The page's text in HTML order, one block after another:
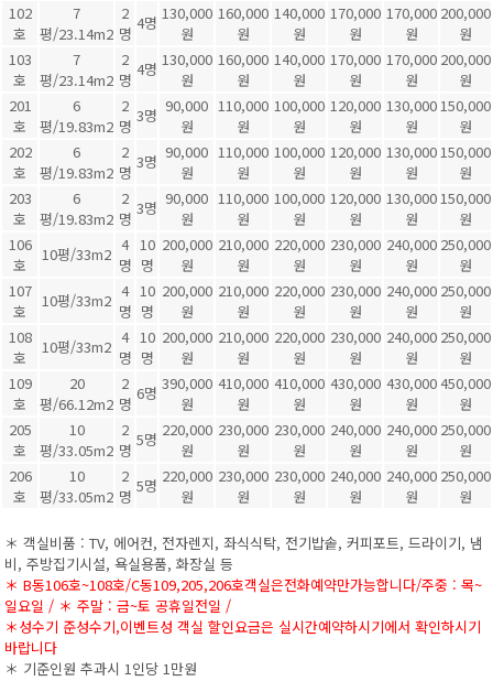
102
호
7
평/23.14m2
2
명
4명 130,000
원
160,000
원
140,000
원
170,000
원
170,000
원
200,000
원
103
호
7
평/23.14m2
2
명
4명 130,000
원
160,000
원
140,000
원
170,000
원
170,000
원
200,000
원
201
호
6
평/19.83m2
2
명
3명 90,000
원
110,000
원
100,000
원
120,000
원
130,000
원
150,000
원
202
호
6
평/19.83m2
2
명
3명 90,000
원
110,000
원
100,000
원
120,000
원
130,000
원
150,000
원
203
호
6
평/19.83m2
2
명
3명 90,000
원
110,000
원
100,000
원
120,000
원
130,000
원
150,000
원
106
호
10평/33m2 4
명
10
명
200,000
원
210,000
원
220,000
원
230,000
원
240,000
원
250,000
원
107
호
10평/33m2 4
명
10
명
200,000
원
210,000
원
220,000
원
230,000
원
240,000
원
250,000
원
108
호
10평/33m2 4
명
10
명
200,000
원
210,000
원
220,000
원
230,000
원
240,000
원
250,000
원
109
호
20
평/66.12m2
2
명
6명 390,000
원
410,000
원
410,000
원
430,000
원
430,000
원
450,000
원
205
호
10
평/33.05m2
2
명
5명 220,000
원
230,000
원
230,000
원
240,000
원
240,000
원
250,000
원
206
호
10
평/33.05m2
2
명
5명 220,000
원
230,000
원
230,000
원
240,000
원
240,000
원
250,000
원
＊ 객실비품 : TV, 에어컨, 전자렌지, 좌식식탁, 전기밥솥, 커피포트, 드라이기, 냄
비, 주방집기시설, 욕실용품, 화장실 등
＊ B동106호~108호/C동109,205,206호객실은전화예약만가능합니다/주중 : 목~
일요일 / ＊ 주말 : 금~토 공휴일전일 /
＊성수기 준성수기,이벤트성 객실 할인요금은 실시간예약하시기에서 확인하시기
바랍니다
＊ 기준인원 추과시 1인당 1만원